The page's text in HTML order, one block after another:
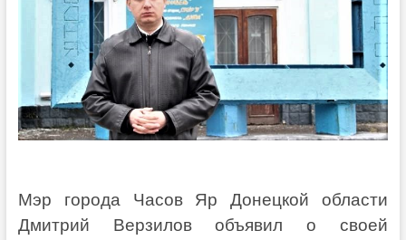
Мэр города Часов Яр Донецкой области
Дмитрий Верзилов объявил о своей